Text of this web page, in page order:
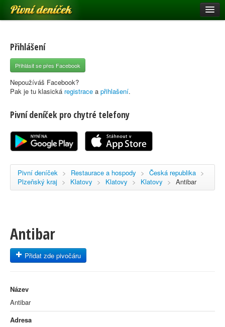
Pivní deníček
Pivní mapa
Pivní značky
Nápověda
Registrace
Přihlášení
Přihlásit se přes Facebook
Nepoužíváš Facebook?
Pak je tu klasická registrace a přihlašení.
Pivní deníček pro chytré telefony
Pivní deníček > Restaurace a hospody > Česká republika >
Plzeňský kraj > Klatovy > Klatovy > Klatovy > Antibar
Antibar
Přidat zde pivočáru
Název
Antibar
Adresa